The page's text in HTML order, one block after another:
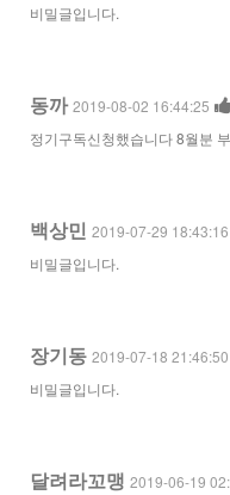
비밀글입니다.
동까2019-08-02 16:44:25
정기구독신청했습니다 8월분
백상민 2019-07-29 18:43:16
비밀글입니다.
장기동 2019-07-18 21:46:50
비밀글입니다.
달려라꼬맹 2019-06-19